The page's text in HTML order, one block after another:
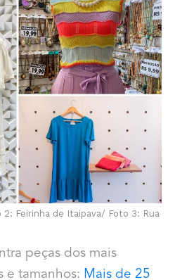
2: Feirinha de Itaipava/ Foto 3: Rua
peças dos mais
e tamanhos: Mais de 25